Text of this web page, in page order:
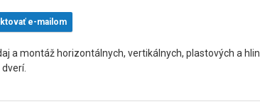
e-mailom
a montáž horizontálnych, vertikálnych, plastových a